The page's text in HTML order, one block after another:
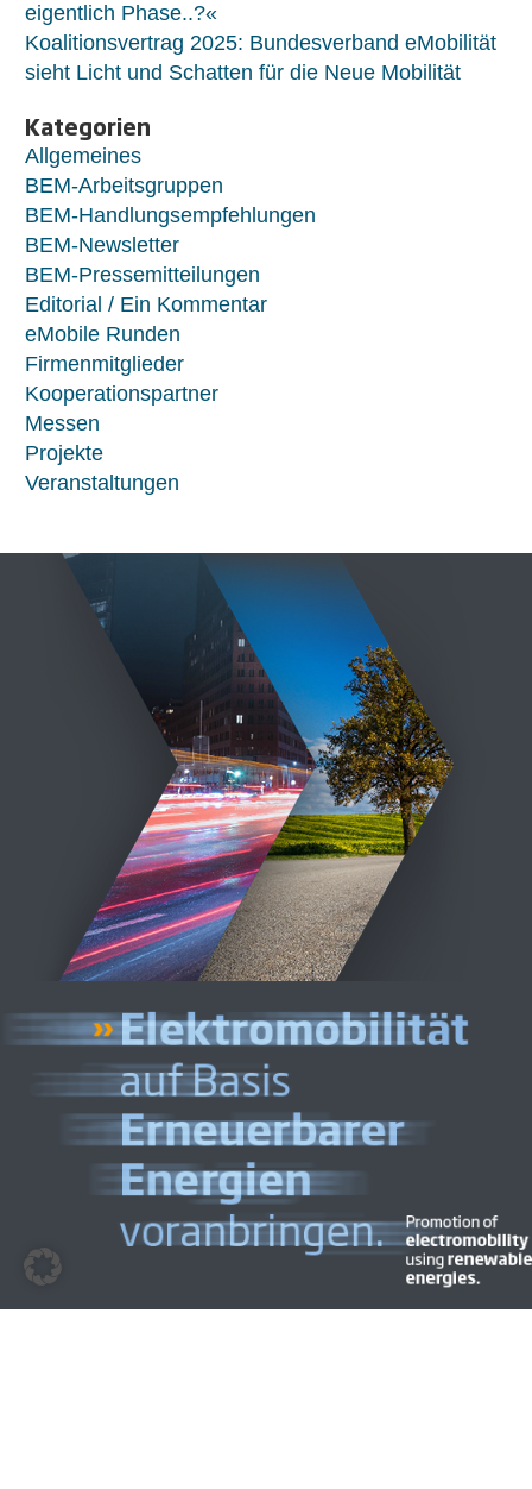
eigentlich Phase..?«
Koalitionsvertrag 2025: Bundesverband eMobilität
sieht Licht und Schatten für die Neue Mobilität
Kategorien
Allgemeines
BEM-Arbeitsgruppen
BEM-Handlungsempfehlungen
BEM-Newsletter
BEM-Pressemitteilungen
Editorial / Ein Kommentar
eMobile Runden
Firmenmitglieder
Kooperationspartner
Messen
Projekte
Veranstaltungen